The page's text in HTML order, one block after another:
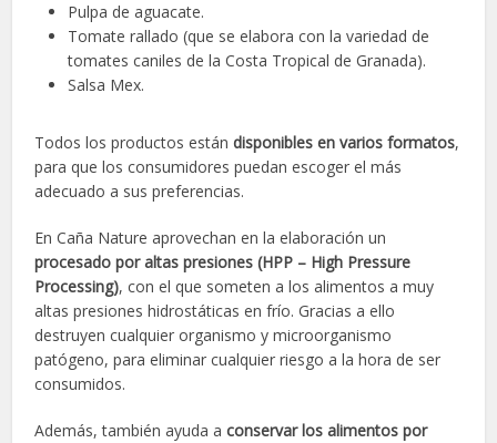
Pulpa de aguacate.
Tomate rallado (que se elabora con la variedad de
tomates caniles de la Costa Tropical de Granada).
Salsa Mex.
Todos los productos estándisponibles en varios formatos,
para que los consumidores puedan escoger el más
adecuado a sus preferencias.
En Caña Nature aprovechan en la elaboración un
procesado por altas presiones (HPP – High Pressure
Processing), con el que someten a los alimentos a muy
altas presiones hidrostáticas en frío. Gracias a ello
destruyen cualquier organismo y microorganismo
patógeno, para eliminar cualquier riesgo a la hora de ser
consumidos.
Además, también ayuda aconservar los alimentos por